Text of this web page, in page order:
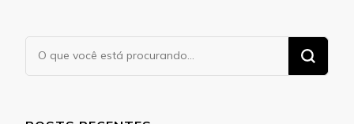
Procurando
algo?